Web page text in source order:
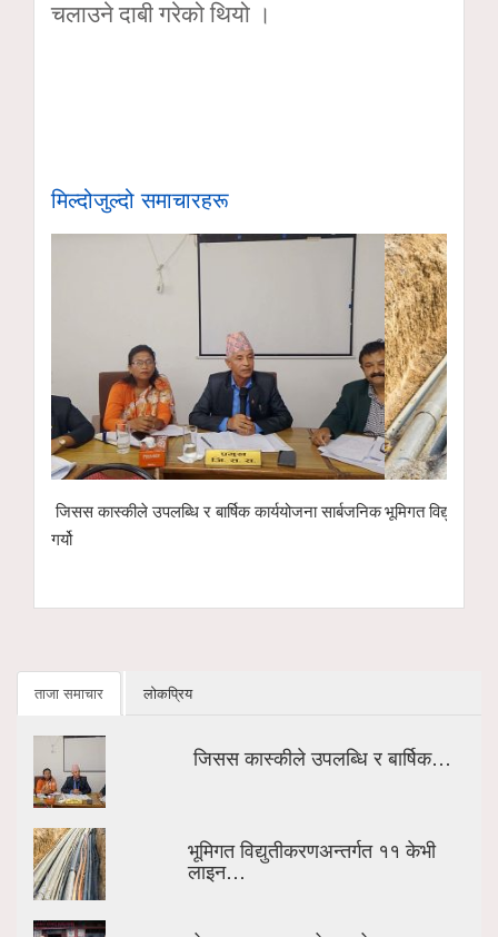
चलाउने दाबी गरेको थियो ।
मिल्दोजुल्दो समाचारहरू
सार्बजनिकभूमिगत विद्युतीकरणअन्तर्गत ११ केभी लाइन ‘चार्ज’ गरिँदै
पोखरा
ताजा समाचार लोकप्रिय
जिसस कास्कीले उपलब्धि र बार्षिक…
भूमिगत विद्युतीकरणअन्तर्गत ११ केभी
लाइन…